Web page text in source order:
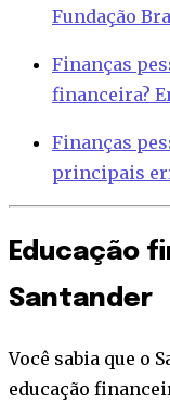
Fundação
Finanças
financeira?
Finanças
principais
Educação
Santander
Você sabia que o
educação